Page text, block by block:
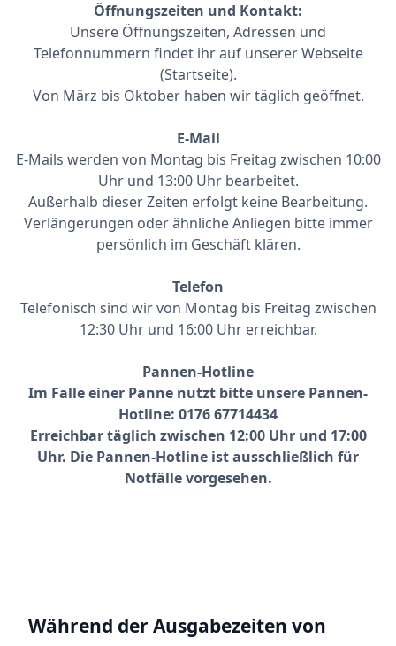
Öffnungszeiten und Kontakt:
Unsere Öffnungszeiten, Adressen und
Telefonnummern findet ihr auf unserer Webseite
(Startseite).
Von März bis Oktober haben wir täglich geöffnet.
E-Mail
E-Mails werden von Montag bis Freitag zwischen 10:00
Uhr und 13:00 Uhr bearbeitet.
Außerhalb dieser Zeiten erfolgt keine Bearbeitung.
Verlängerungen oder ähnliche Anliegen bitte immer
persönlich im Geschäft klären.
Telefon
Telefonisch sind wir von Montag bis Freitag zwischen
12:30 Uhr und 16:00 Uhr erreichbar.
Pannen-Hotline
Im Falle einer Panne nutzt bitte unsere Pannen-
Hotline: 0176 67714434
Erreichbar täglich zwischen 12:00 Uhr und 17:00
Uhr. Die Pannen-Hotline ist ausschließlich für
Notfälle vorgesehen.
Während der Ausgabezeiten von